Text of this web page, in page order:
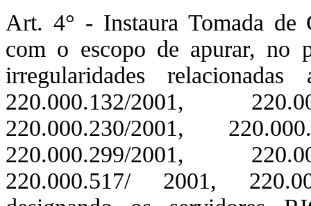
Art. 4° - Instaura Tomada de
com o escopo de apurar, no
irregularidades
220.000.132/2001,
220.000.230/2001,
220.000.299/2001,
220.000.517/ 2001,